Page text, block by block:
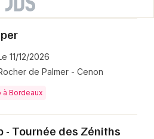
11/12/2026
de Palmer - Cenon
à Bordeaux
- Tournée des Zéniths